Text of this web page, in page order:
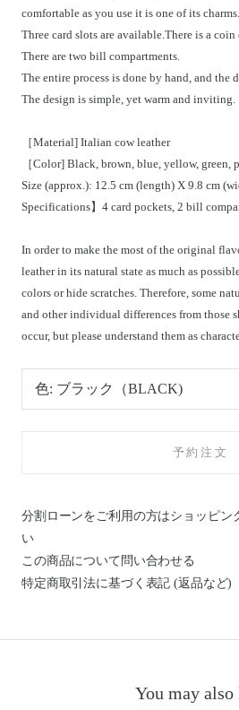
comfortable as you use it is one of its charms.
Three card slots are available.There is a
There are two bill compartments.
The entire process is done by hand, and the
The design is simple, yet warm and inviting.
［Material] Italian cow leather
［Color] Black, brown, blue, yellow, green,
Size (approx.): 12.5 cm (length) X 9.8 cm
Specifications】4 card pockets, 2 bill
In order to make the most of the original
leather in its natural state as much as
colors or hide scratches. Therefore, some
and other individual differences from those
occur, but please understand them as
色: ブラック（BLACK)
予約注文
分割ローンをご利用の方はショッピン
い
この商品について問い合わせる
特定商取引法に基づく表記 (返品など)
You may